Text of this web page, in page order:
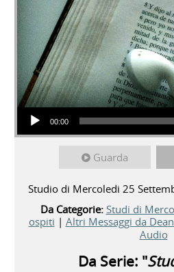
Audio Player
00:00
Guarda
Studio di Mercoledi 25
Da Categorie: Studi di
ospiti | Altri Messaggi da
Audio
Da Serie: "